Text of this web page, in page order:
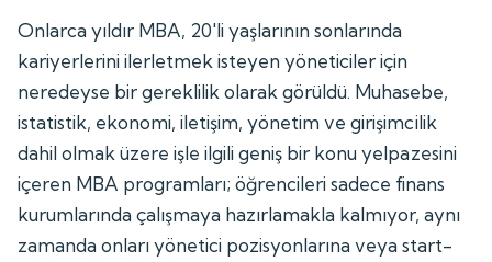
Onlarca yıldır MBA, 20'li yaşlarının sonlarında
kariyerlerini ilerletmek isteyen yöneticiler için
neredeyse bir gereklilik olarak görüldü. Muhasebe,
istatistik, ekonomi, iletişim, yönetim ve girişimcilik
dahil olmak üzere işle ilgili geniş bir konu yelpazesini
içeren MBA programları; öğrencileri sadece finans
kurumlarında çalışmaya hazırlamakla kalmıyor, aynı
zamanda onları yönetici pozisyonlarına veya start-